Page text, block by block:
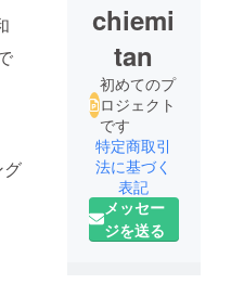
chiemi
tan
初めてのプ
ロジェクト
です
特定商取引
法に基づく
表記
メッセー
ジを送る